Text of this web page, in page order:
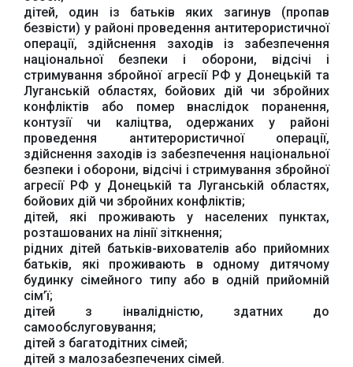
дітей, один із батьків яких загинув (пропав
безвісти) у районі проведення антитерористичної
операції, здійснення заходів із забезпечення
національної безпеки і оборони, відсічі і
стримування збройної агресії РФ у Донецькій та
Луганській областях, бойових дій чи збройних
конфліктів або помер внаслідок поранення,
контузії чи каліцтва, одержаних у районі
проведення антитерористичної операції,
здійснення заходів із забезпечення національної
безпеки і оборони, відсічі і стримування збройної
агресії РФ у Донецькій та Луганській областях,
бойових дій чи збройних конфліктів;
дітей, які проживають у населених пунктах,
розташованих на лінії зіткнення;
рідних дітей батьків-вихователів або прийомних
батьків, які проживають в одному дитячому
будинку сімейного типу або в одній прийомній
сім’ї;
дітей з інвалідністю, здатних до
самообслуговування;
дітей з багатодітних сімей;
дітей з малозабезпечених сімей.